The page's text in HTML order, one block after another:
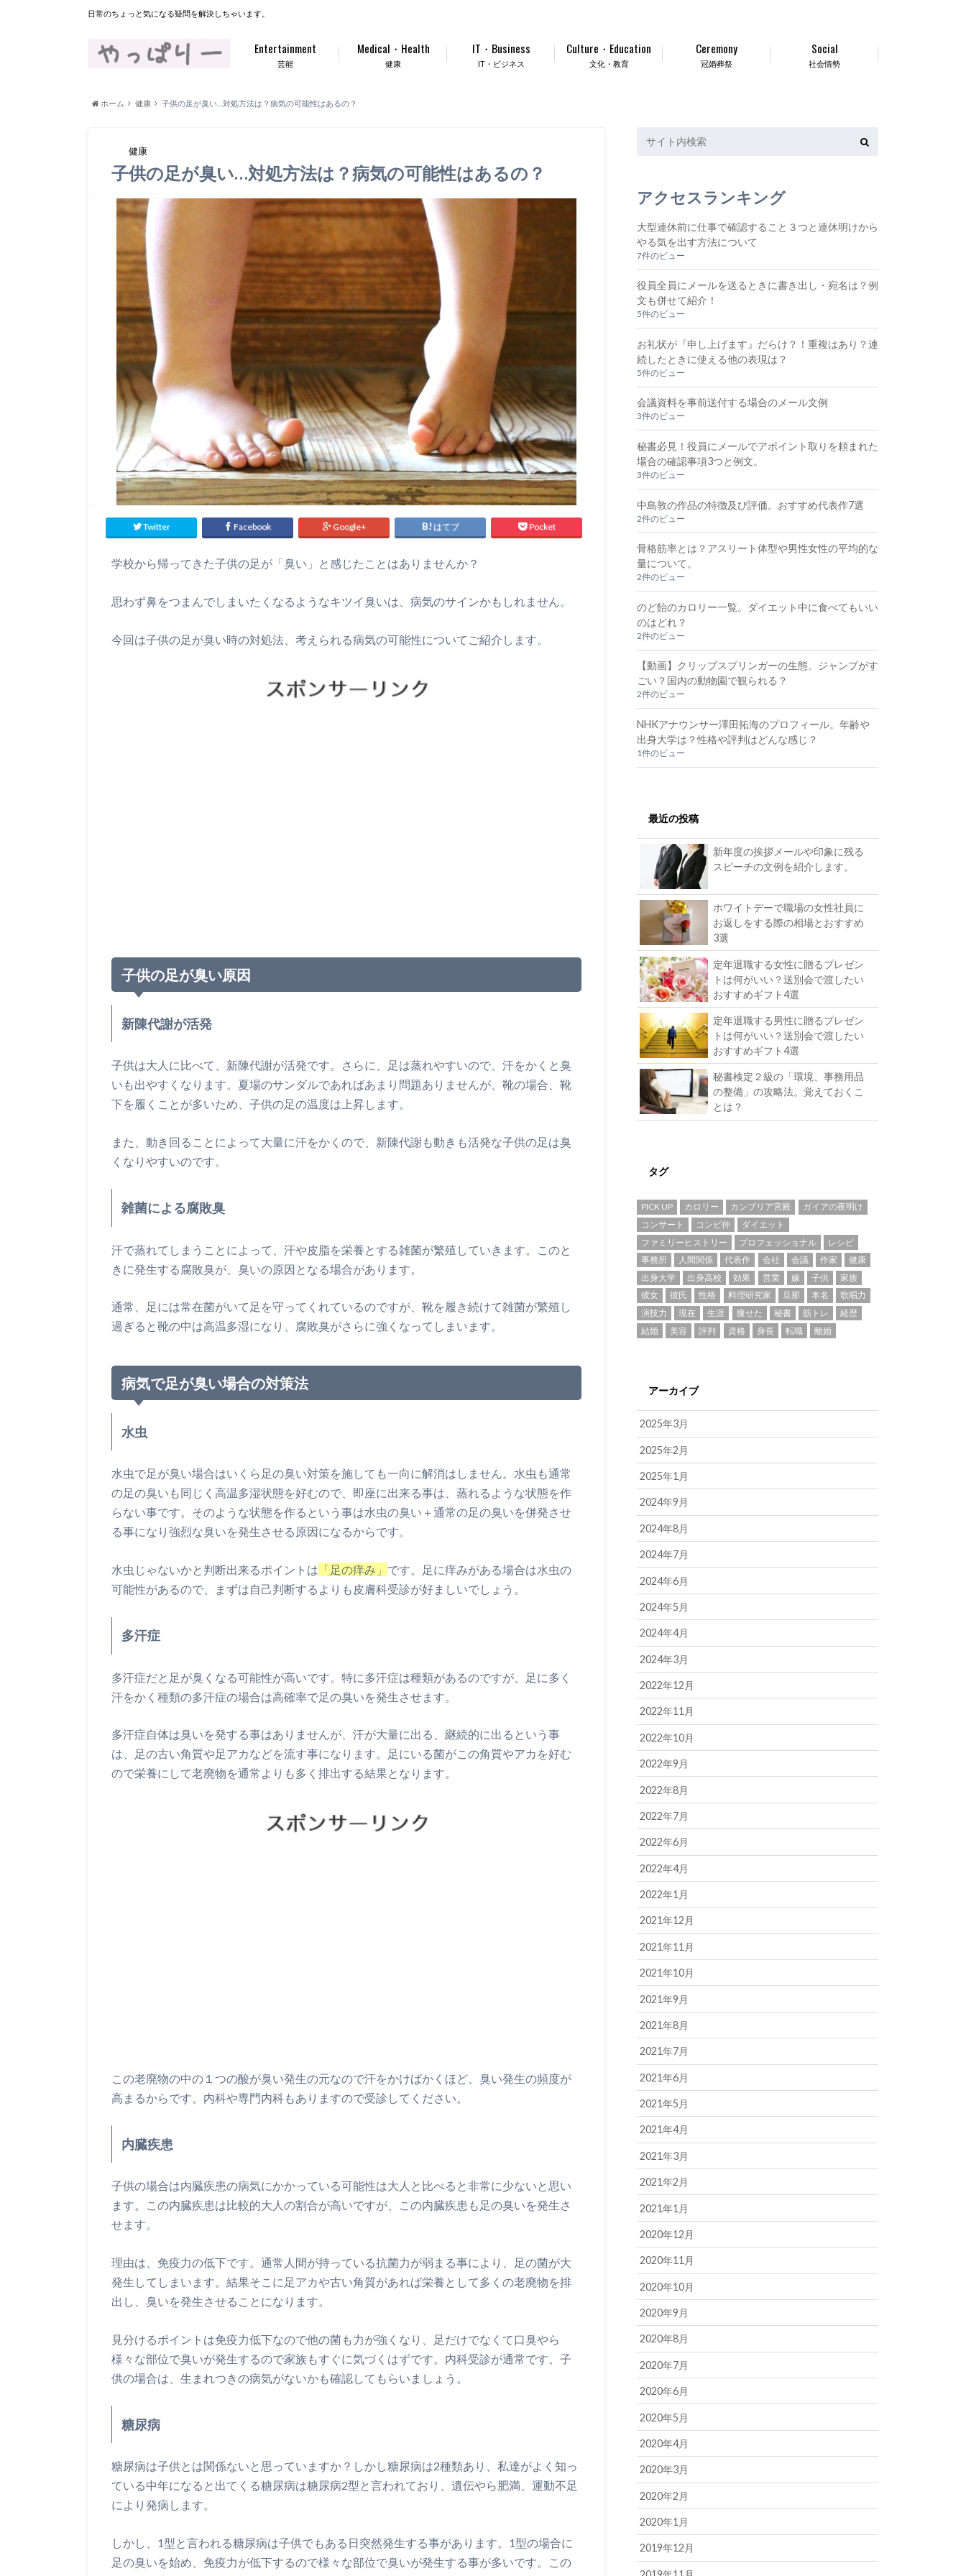
日常のちょっと気になる疑問を解決しちゃいます。
芸能
Entertainment
健康
Medical・Health
IT・ビジネス
IT・Business
文化・教育
Culture・Education
冠婚葬祭
Ceremony
社会情勢
Social
ホーム 健康 子供の足が臭い…対処方法は？病気の可能性はあるの？
健康
子供の足が臭い…対処方法は？病気の可能性はあるの？
Twitter Facebook Google+ はてブ Pocket
学校から帰ってきた子供の足が「臭い」と感じたことはありませんか？
思わず鼻をつまんでしまいたくなるようなキツイ臭いは、病気のサインかもしれません。
今回は子供の足が臭い時の対処法、考えられる病気の可能性についてご紹介します。
子供の足が臭い原因
新陳代謝が活発
子供は大人に比べて、新陳代謝が活発です。さらに、足は蒸れやすいので、汗をかくと臭
いも出やすくなります。夏場のサンダルであればあまり問題ありませんが、靴の場合、靴
下を履くことが多いため、子供の足の温度は上昇します。
また、動き回ることによって大量に汗をかくので、新陳代謝も動きも活発な子供の足は臭
くなりやすいのです。
雑菌による腐敗臭
汗で蒸れてしまうことによって、汗や皮脂を栄養とする雑菌が繁殖していきます。このと
きに発生する腐敗臭が、臭いの原因となる場合があります。
通常、足には常在菌がいて足を守ってくれているのですが、靴を履き続けて雑菌が繁殖し
過ぎると靴の中は高温多湿になり、腐敗臭がさらに強くなってしまいます。
病気で足が臭い場合の対策法
水虫
水虫で足が臭い場合はいくら足の臭い対策を施しても一向に解消はしません。水虫も通常
の足の臭いも同じく高温多湿状態を好むので、即座に出来る事は、蒸れるような状態を作
らない事です。そのような状態を作るという事は水虫の臭い＋通常の足の臭いを併発させ
る事になり強烈な臭いを発生させる原因になるからです。
水虫じゃないかと判断出来るポイントは 「足の痒み」 です。足に痒みがある場合は水虫の
可能性があるので、まずは自己判断するよりも皮膚科受診が好ましいでしょう。
多汗症
多汗症だと足が臭くなる可能性が高いです。特に多汗症は種類があるのですが、足に多く
汗をかく種類の多汗症の場合は高確率で足の臭いを発生させます。
多汗症自体は臭いを発する事はありませんが、汗が大量に出る、継続的に出るという事
は、足の古い角質や足アカなどを流す事になります。足にいる菌がこの角質やアカを好む
ので栄養にして老廃物を通常よりも多く排出する結果となります。
この老廃物の中の１つの酸が臭い発生の元なので汗をかけばかくほど、臭い発生の頻度が
高まるからです。内科や専門内科もありますので受診してください。
内臓疾患
子供の場合は内臓疾患の病気にかかっている可能性は大人と比べると非常に少ないと思い
ます。この内臓疾患は比較的大人の割合が高いですが、この内臓疾患も足の臭いを発生さ
せます。
理由は、免疫力の低下です。通常人間が持っている抗菌力が弱まる事により、足の菌が大
発生してしまいます。結果そこに足アカや古い角質があれば栄養として多くの老廃物を排
出し、臭いを発生させることになります。
見分けるポイントは免疫力低下なので他の菌も力が強くなり、足だけでなくて口臭やら
様々な部位で臭いが発生するので家族もすぐに気づくはずです。内科受診が通常です。子
供の場合は、生まれつきの病気がないかも確認してもらいましょう。
糖尿病
糖尿病は子供とは関係ないと思っていますか？しかし糖尿病は2種類あり、私達がよく知っ
ている中年になると出てくる糖尿病は糖尿病2型と言われており、遺伝やら肥満、運動不足
により発病します。
しかし、1型と言われる糖尿病は子供でもある日突然発生する事があります。1型の場合に
足の臭いを始め、免疫力が低下するので様々な部位で臭いが発生する事が多いです。この
アクセスランキング
大型連休前に仕事で確認すること３つと連休明けから
やる気を出す方法について
7件のビュー
役員全員にメールを送るときに書き出し・宛名は？例
文も併せて紹介！
5件のビュー
お礼状が『申し上げます』だらけ？！重複はあり？連
続したときに使える他の表現は？
5件のビュー
会議資料を事前送付する場合のメール文例
3件のビュー
秘書必見！役員にメールでアポイント取りを頼まれた
場合の確認事項3つと例文。
3件のビュー
中島敦の作品の特徴及び評価。おすすめ代表作7選
2件のビュー
骨格筋率とは？アスリート体型や男性女性の平均的な
量について。
2件のビュー
のど飴のカロリー一覧。ダイエット中に食べてもいい
のはどれ？
2件のビュー
【動画】クリップスプリンガーの生態。ジャンプがす
ごい？国内の動物園で観られる？
2件のビュー
NHKアナウンサー澤田拓海のプロフィール。年齢や
出身大学は？性格や評判はどんな感じ？
1件のビュー
最近の投稿
新年度の挨拶メールや印象に残る
スピーチの文例を紹介します。
ホワイトデーで職場の女性社員に
お返しをする際の相場とおすすめ
3選
定年退職する女性に贈るプレゼン
トは何がいい？送別会で渡したい
おすすめギフト4選
定年退職する男性に贈るプレゼン
トは何がいい？送別会で渡したい
おすすめギフト4選
秘書検定２級の「環境、事務用品
の整備」の攻略法。覚えておくこ
とは？
タグ
PICK UP カロリー カンブリア宮殿
ガイアの夜明け
コンサート
コンビ仲
ダイエット
ファミリーヒストリー
プロフェッショナル
レシピ
事務所
人間関係 代表作 会社 会議 作家
健康
出身大学
出身高校 効果 営業 嫁 子供
家族
彼女
彼氏 性格 料理研究家 旦那 本名
歌唱力
演技力
現在 生涯 痩せた 秘書 筋トレ
経歴
結婚
美容 評判 資格 身長 転職 離婚
アーカイブ
2025年3月
2025年2月
2025年1月
2024年9月
2024年8月
2024年7月
2024年6月
2024年5月
2024年4月
2024年3月
2022年12月
2022年11月
2022年10月
2022年9月
2022年8月
2022年7月
2022年6月
2022年4月
2022年1月
2021年12月
2021年11月
2021年10月
2021年9月
2021年8月
2021年7月
2021年6月
2021年5月
2021年4月
2021年3月
2021年2月
2021年1月
2020年12月
2020年11月
2020年10月
2020年9月
2020年8月
2020年7月
2020年6月
2020年5月
2020年4月
2020年3月
2020年2月
2020年1月
2019年12月